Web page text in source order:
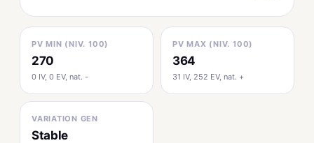
PV MIN (NIV. 100)
270
0 IV, 0 EV, nat. -
PV MAX (NIV. 100)
364
31 IV, 252 EV, nat. +
VARIATION GEN
Stable